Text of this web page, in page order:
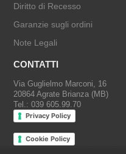
Diritto di Recesso
Garanzie sugli ordini
Note Legali
CONTATTI
Via Guglielmo Marconi, 16
20864 Agrate Brianza (MB)
Tel.: 039 605.99.70
Privacy Policy
Cookie Policy